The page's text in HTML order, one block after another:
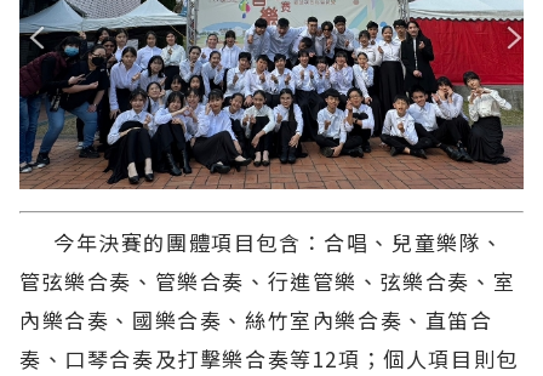
今年決賽的團體項目包含：合唱、兒童樂隊、
管弦樂合奏、管樂合奏、行進管樂、弦樂合奏、室
內樂合奏、國樂合奏、絲竹室內樂合奏、直笛合
奏、口琴合奏及打擊樂合奏等12項；個人項目則包